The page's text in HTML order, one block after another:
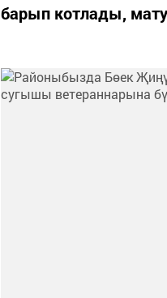
барып котлады,